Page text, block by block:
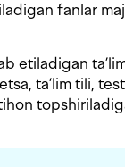
fanlar
etiladigan
ta’lim tili,